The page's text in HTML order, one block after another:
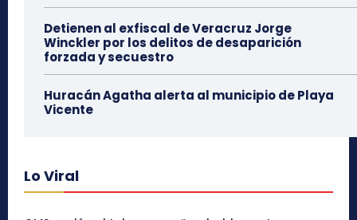
Detienen al exfiscal de Veracruz Jorge
Winckler por los delitos de desaparición
forzada y secuestro
Huracán Agatha alerta al municipio de Playa
Vicente
Lo Viral